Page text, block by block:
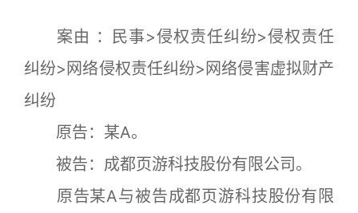
案由 ：民事>侵权责任纠纷>侵权责任
纠纷>网络侵权责任纠纷>网络侵害虚拟财产
纠纷
原告：某A。
被告：成都页游科技股份有限公司。
原告某A与被告成都页游科技股份有限